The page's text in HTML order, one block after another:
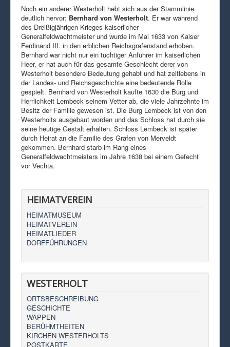
Noch ein anderer Westerholt hebt sich aus der Stammlinie
deutlich hervor: Bernhard von Westerholt. Er war während
des Dreißigjährigen Krieges kaiserlicher
Generalfeldwachtmeister und wurde im Mai 1633 von Kaiser
Ferdinand III. in den erblichen Reichsgrafenstand erhoben.
Bernhard war nicht nur ein tüchtiger Anführer im kaiserlichen
Heer, er hat auch für das gesamte Geschlecht derer von
Westerholt besondere Bedeutung gehabt und hat zeitlebens in
der Landes- und Reichsgeschichte eine bedeutende Rolle
gespielt. Bernhard von Westerholt kaufte 1630 die Burg und
Herrlichkeit Lembeck seinem Vetter ab, die viele Jahrzehnte im
Besitz der Familie gewesen ist. Die Burg Lembeck ist von den
Westerholts ausgebaut worden und das Schloss hat durch sie
seine heutige Gestalt erhalten. Schloss Lembeck ist später
durch Heirat an die Familie des Grafen von Merveldt
gekommen. Bernhard starb im Rang eines
Generalfeldwachtmeisters im Jahre 1638 bei einem Gefecht
vor Vechta.
HEIMATVEREIN
HEIMATMUSEUM
HEIMATVEREIN
HEIMATLIEDER
DORFFÜHRUNGEN
WESTERHOLT
ORTSBESCHREIBUNG
GESCHICHTE
WAPPEN
BERÜHMTHEITEN
KIRCHEN WESTERHOLTS
POSTKARTE